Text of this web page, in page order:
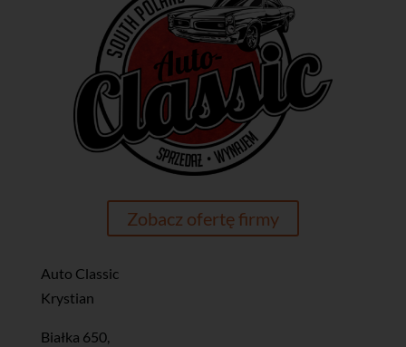
Zobacz ofertę firmy
Auto Classic
Krystian
Białka 650,